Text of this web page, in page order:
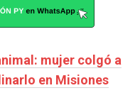
mujer colgó a
en Misiones